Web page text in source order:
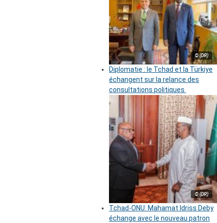
© (DR)
Diplomatie : le Tchad et la Türkiye
échangent sur la relance des
consultations politiques
© (DR)
Tchad-ONU: Mahamat Idriss Deby
échange avec le nouveau patron